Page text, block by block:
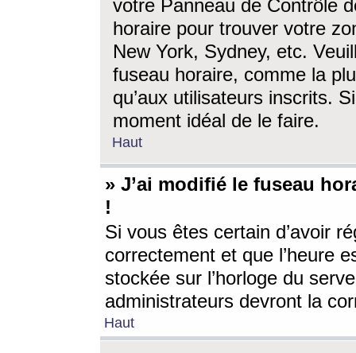
votre Panneau de Contrôle
horaire pour trouver votre
New York, Sydney, etc.
fuseau horaire, comme la
qu’aux utilisateurs inscrits.
moment idéal de le faire.
Haut
» J’ai modifié le fuseau
!
Si vous êtes certain d’avoir
correctement et que l’heure
stockée sur l’horloge du
administrateurs devront la
Haut